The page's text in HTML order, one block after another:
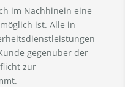
im Nachhinein eine
ist. Alle in
gegenüber der
zur